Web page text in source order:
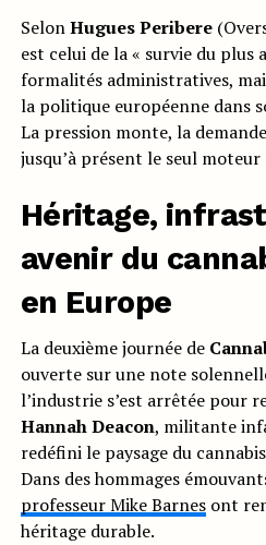
SelonHugues Peribere
est celui de la « survie du plus
formalités administratives,
la politique européenne dans
La pression monte, la
jusqu’à présent le seul
Héritage,
avenir du
en Europe
La deuxième journée de
ouverte sur une note
l’industrie s’est arrêtée pour
Hannah Deacon, militante
redéfini le paysage du
Dans des hommages
professeur Mike Barnesont
héritage durable.